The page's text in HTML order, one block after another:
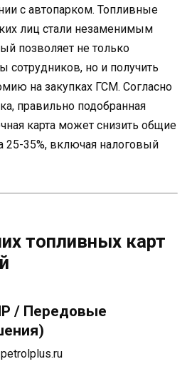
с автопарком. Топливные
лиц стали незаменимым
позволяет не только
сотрудников, но и получить
на закупках ГСМ. Согласно
правильно подобранная
карта может снизить общие
25-35%, включая налоговый
топливных карт
/ Передовые
petrolplus.ru